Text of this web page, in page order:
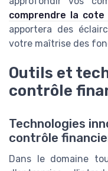
comprendre la
apportera des
votre maîtrise des
Outils et
contrôle
Technologies
contrôle
Dans le domaine